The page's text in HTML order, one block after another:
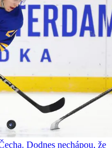
Dodnes nechápou, že